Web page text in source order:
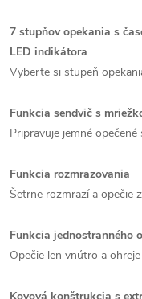
7 stupňov opekania s
LED indikátora
Vyberte si stupeň
Funkcia sendvič s
Pripravuje jemné
Funkcia rozmrazovania
Šetrne rozmrazí a opečie
Funkcia jednostranného
Opečie len vnútro a